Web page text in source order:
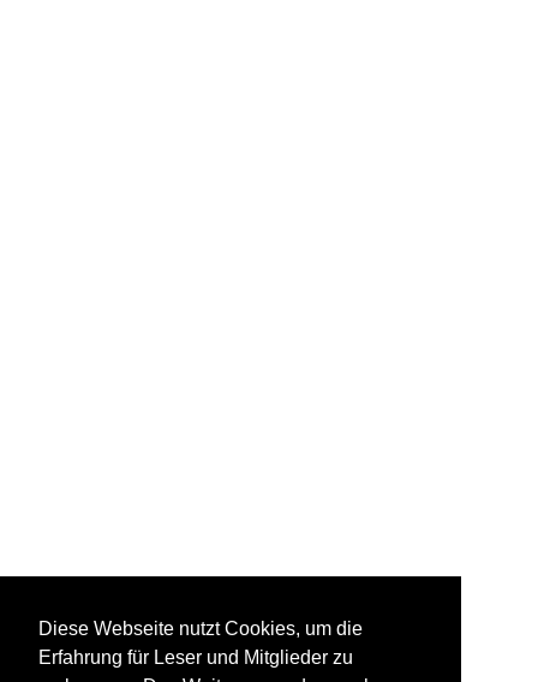
Diese Webseite nutzt Cookies, um die
Erfahrung für Leser und Mitglieder zu